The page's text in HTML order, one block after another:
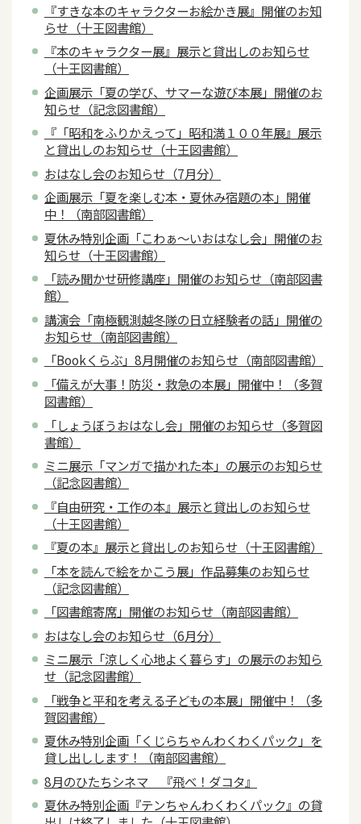
『すきな本のキャラクターお絵かき展』開催のお知
らせ（十王図書館）
『本のキャラクター展』展示と貸出しのお知らせ
（十王図書館）
企画展示「夏の学び、サマーな遊び本展」開催のお
知らせ（記念図書館）
『「昭和をふりかえって」昭和満１００年展』展示
と貸出しのお知らせ（十王図書館）
おはなし会のお知らせ（7月分）
企画展示「夏を楽しむ本・夏休み宿題の本」開催
中！（南部図書館）
夏休み特別企画「こわぁ～いおはなし会」開催のお
知らせ（十王図書館）
「読み聞かせ研修講座」開催のお知らせ（南部図書
館）
講演会「南極観測越冬隊の日立経験者の話」開催の
お知らせ（南部図書館）
「Bookくらぶ」8月開催のお知らせ（南部図書館）
「備えが大事！防災・救急の本展」開催中！（多賀
図書館）
「しょうぼうおはなし会」開催のお知らせ（多賀図
書館）
ミニ展示「マンガで描かれた本」の展示のお知らせ
（記念図書館）
『自由研究・工作の本』展示と貸出しのお知らせ
（十王図書館）
『夏の本』展示と貸出しのお知らせ（十王図書館）
「本を読んで絵をかこう展」作品募集のお知らせ
（記念図書館）
「図書館寄席」開催のお知らせ（南部図書館）
おはなし会のお知らせ（6月分）
ミニ展示「涼しく心地よく暮らす」の展示のお知ら
せ（記念図書館）
「戦争と平和を考える子どもの本展」開催中！（多
賀図書館）
夏休み特別企画「くじらちゃんわくわくパック」を
貸し出しします！（南部図書館）
8月のひたちシネマ 『飛べ！ダコタ』
夏休み特別企画『テンちゃんわくわくパック』の貸